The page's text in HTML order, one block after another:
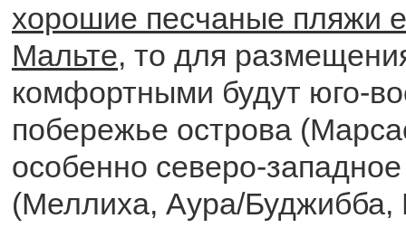
хорошие песчаные пляжи
Мальте, то для
комфортными будут юго-
побережье острова
особенно северо-
(Меллиха, Аура/